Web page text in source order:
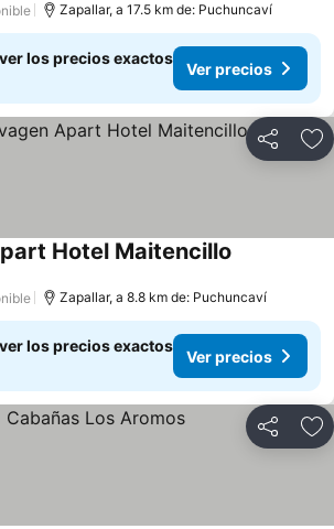
Zapallar, a 17.5 km de: Puchuncaví
los precios exactos
Ver precios
Compartir
Hotel Maitencillo
Zapallar, a 8.8 km de: Puchuncaví
los precios exactos
Ver precios
Compartir